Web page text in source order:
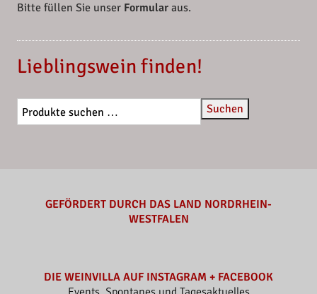
Bitte füllen Sie unser Formularaus.
Lieblingswein finden!
Suchen
GEFÖRDERT DURCH DAS LAND NORDRHEIN-
WESTFALEN
DIE WEINVILLA AUF INSTAGRAM + FACEBOOK